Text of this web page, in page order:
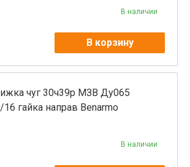
В наличии
В корзину
чуг 30ч39р МЗВ Ду065
гайка направ Benarmo
В наличии